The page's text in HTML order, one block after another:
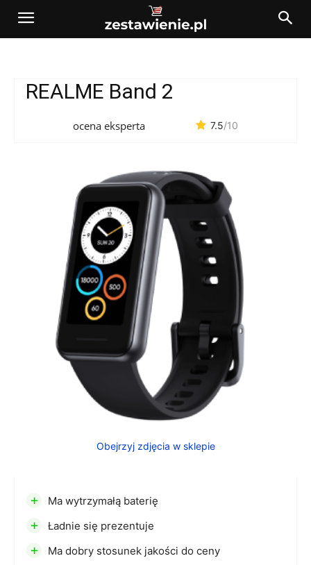
REALME Band 2
ocena eksperta 7.5/10
Obejrzyj zdjęcia w sklepie
+ Ma wytrzymałą baterię
+ Ładnie się prezentuje
+ Ma dobry stosunek jakości do ceny